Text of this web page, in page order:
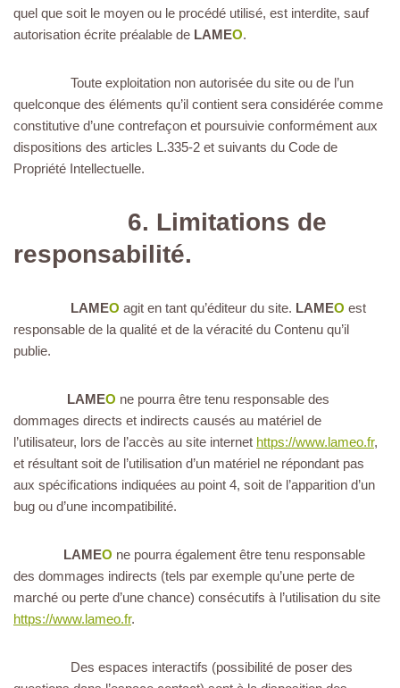
quel que soit le moyen ou le procédé utilisé, est interdite, sauf
autorisation écrite préalable de LAMEO.
Toute exploitation non autorisée du site ou de l’un
quelconque des éléments qu’il contient sera considérée comme
constitutive d’une contrefaçon et poursuivie conformément aux
dispositions des articles L.335-2 et suivants du Code de
Propriété Intellectuelle.
6. Limitations de
responsabilité.
LAMEO agit en tant qu’éditeur du site. LAMEO est
responsable de la qualité et de la véracité du Contenu qu’il
publie.
LAMEO ne pourra être tenu responsable des
dommages directs et indirects causés au matériel de
l’utilisateur, lors de l’accès au site internet https://www.lameo.fr,
et résultant soit de l’utilisation d’un matériel ne répondant pas
aux spécifications indiquées au point 4, soit de l’apparition d’un
bug ou d’une incompatibilité.
LAMEO ne pourra également être tenu responsable
des dommages indirects (tels par exemple qu’une perte de
marché ou perte d’une chance) consécutifs à l’utilisation du site
https://www.lameo.fr.
Des espaces interactifs (possibilité de poser des